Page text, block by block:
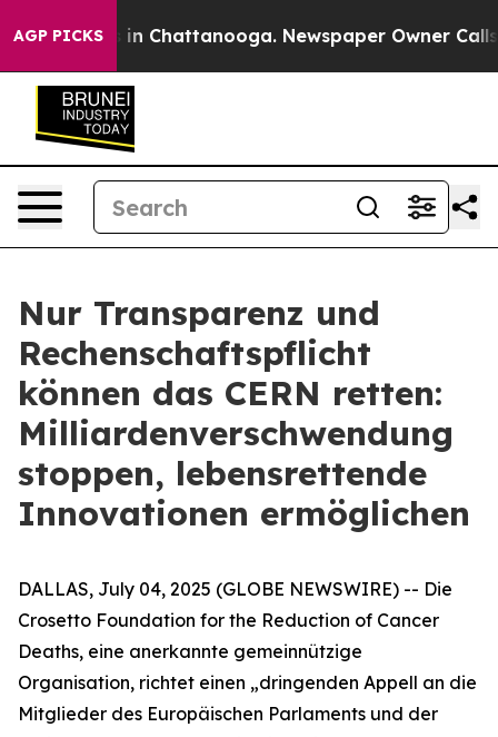
AGP PICKS
Chaos in Chattanooga. Newspaper Owner Calls
Nur Transparenz und
Rechenschaftspflicht
können das CERN retten:
Milliardenverschwendung
stoppen, lebensrettende
Innovationen ermöglichen
DALLAS, July 04, 2025 (GLOBE NEWSWIRE) -- Die
Crosetto Foundation for the Reduction of Cancer
Deaths, eine anerkannte gemeinnützige
Organisation, richtet einen „dringenden Appell an die
Mitglieder des Europäischen Parlaments und der